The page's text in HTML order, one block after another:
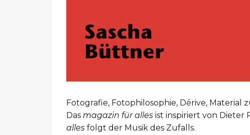
Fotografie, Fotophilosophie, Dérive, Material
Das magazin für alles ist inspiriert von Dieter
alles folgt der Musik des Zufalls.